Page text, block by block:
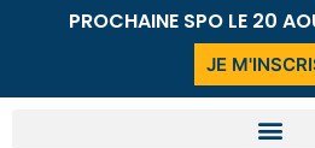
PROCHAINE SPO LE 20
JE